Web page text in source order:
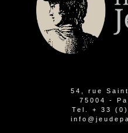
54, rue
75004 -
Tel. + 33